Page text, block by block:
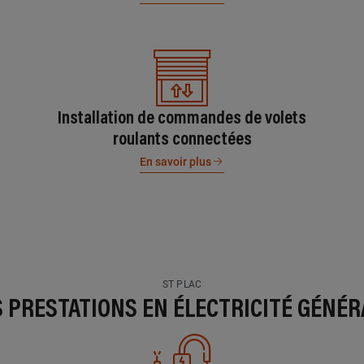
Installation de commandes de volets
roulants connectées
En savoir plus
ST PLAC
PRESTATIONS EN ÉLECTRICITÉ